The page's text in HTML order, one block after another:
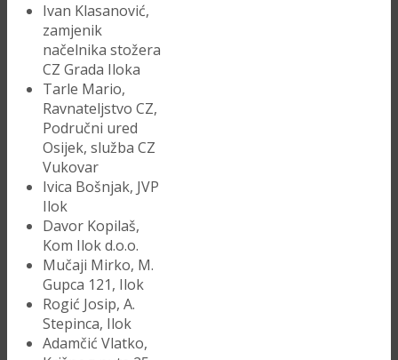
Ivan Klasanović,
zamjenik
načelnika stožera
CZ Grada Iloka
Tarle Mario,
Ravnateljstvo CZ,
Područni ured
Osijek, služba CZ
Vukovar
Ivica Bošnjak, JVP
Ilok
Davor Kopilaš,
Kom Ilok d.o.o.
Mučaji Mirko, M.
Gupca 121, Ilok
Rogić Josip, A.
Stepinca, Ilok
Adamčić Vlatko,